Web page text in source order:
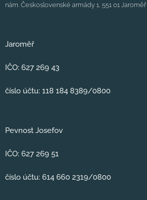
nám. Československé armády 1, 551 01 Jaroměř
Jaroměř
IČO: 627 269 43
číslo účtu: 118 184 8389/0800
Pevnost Josefov
IČO: 627 269 51
číslo účtu: 614 660 2319/0800